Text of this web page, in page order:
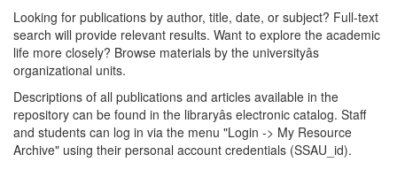
Looking for publications by author, title, date, or subject? Full-text
search will provide relevant results. Want to explore the academic
life more closely? Browse materials by the universityâs
organizational units.
Descriptions of all publications and articles available in the
repository can be found in the libraryâs electronic catalog. Staff
and students can log in via the menu "Login -> My Resource
Archive" using their personal account credentials (SSAU_id).